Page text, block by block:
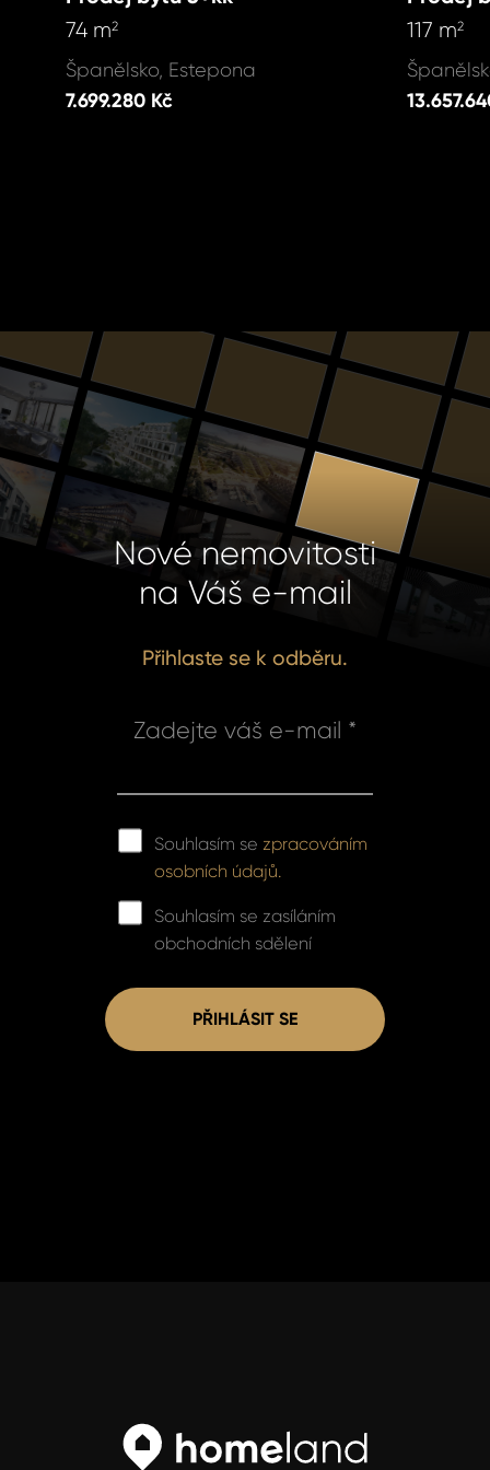
74 m2
Španělsko, Estepona
7.699.280 Kč
117 m2
Nové nemovitosti
na Váš e-mail
Přihlaste se k odběru.
Zadejte váš e-mail *
Souhlasím se zpracováním
osobních údajů.
Souhlasím se zasíláním
obchodních sdělení
PŘIHLÁSIT SE